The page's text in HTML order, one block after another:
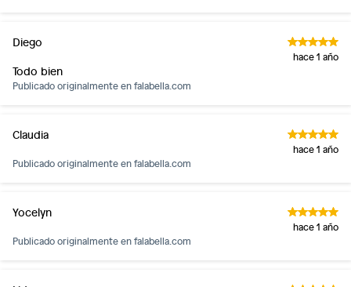
Diego
hace 1 año
Todo bien
Publicado originalmente enfalabella.com
Claudia
hace 1 año
Publicado originalmente enfalabella.com
Yocelyn
hace 1 año
Publicado originalmente enfalabella.com